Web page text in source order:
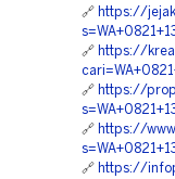
🔗 https://
🔗 https://
🔗 https://
🔗 https://
🔗 https://